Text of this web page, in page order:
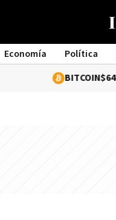
Economía Política
BITCOIN$64,540.00